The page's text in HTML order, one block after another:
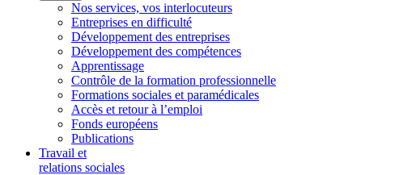
Nos services, vos interlocuteurs
Entreprises en difficulté
Développement des entreprises
Développement des compétences
Apprentissage
Contrôle de la formation professionnelle
Formations sociales et paramédicales
Accès et retour à l’emploi
Fonds européens
Publications
Travail et
relations sociales